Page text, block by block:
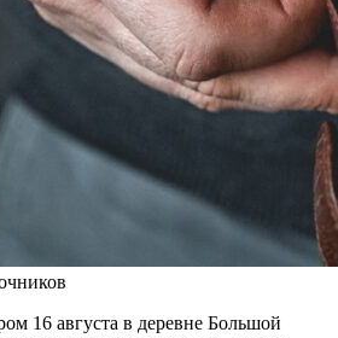
16 августа в деревне Большой